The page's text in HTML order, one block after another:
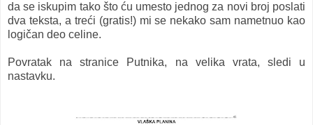
da se iskupim tako što ću umesto jednog za novi broj poslati
dva teksta, a treći (gratis!) mi se nekako sam nametnuo kao
logičan deo celine.
Povratak na stranice Putnika, na velika vrata, sledi u
nastavku.